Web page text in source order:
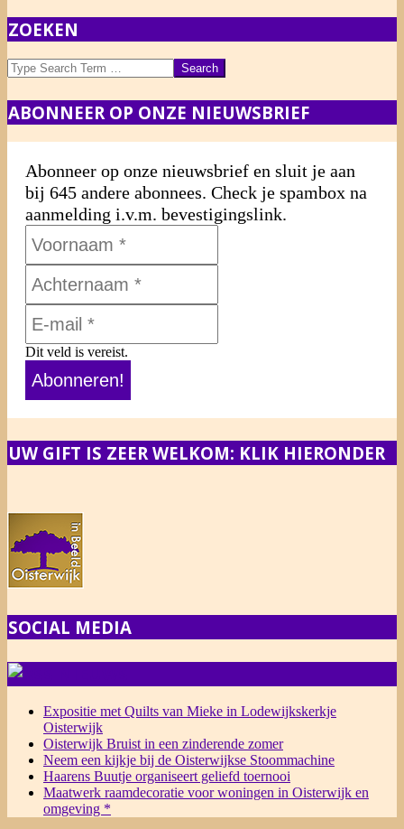
ZOEKEN
Search
ABONNEER OP ONZE NIEUWSBRIEF
Abonneer op onze nieuwsbrief en sluit je aan
bij 645 andere abonnees. Check je spambox na
aanmelding i.v.m. bevestigingslink.
Dit veld is vereist.
UW GIFT IS ZEER WELKOM: KLIK HIERONDER
SOCIAL MEDIA
Expositie met Quilts van Mieke in Lodewijkskerkje
Oisterwijk
Oisterwijk Bruist in een zinderende zomer
Neem een kijkje bij de Oisterwijkse Stoommachine
Haarens Buutje organiseert geliefd toernooi
Maatwerk raamdecoratie voor woningen in Oisterwijk en
omgeving *